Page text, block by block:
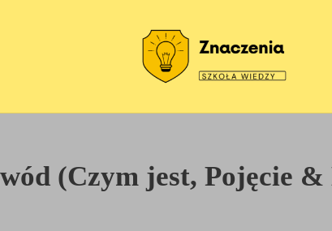
(Czym jest, Pojęcie